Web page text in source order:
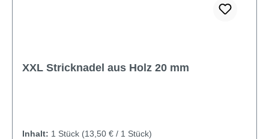
XXL Stricknadel aus Holz 20 mm
Inhalt: 1 Stück (13,50 € / 1 Stück)